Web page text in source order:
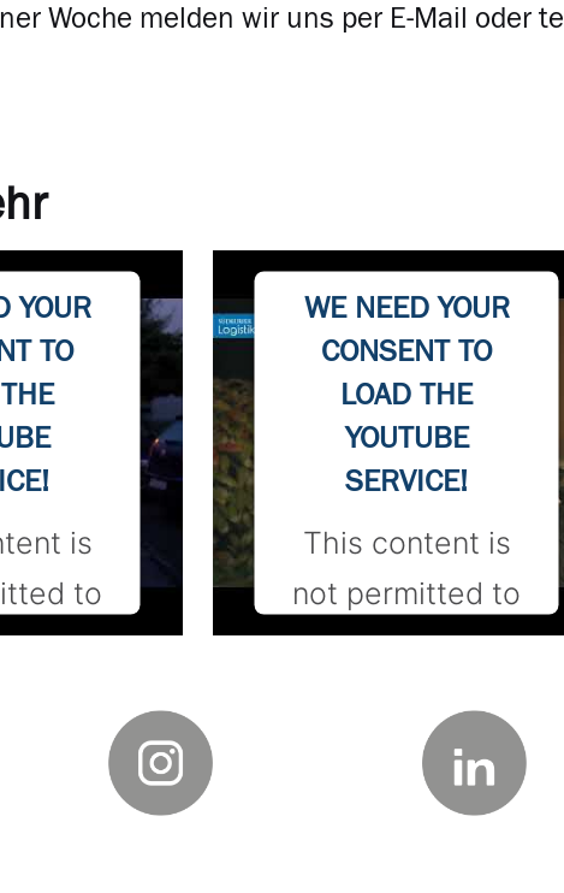
Woche melden wir uns per E-Mail oder
YOUR
TO
is
to
to
to
The
WE NEED YOUR
CONSENT TO
LOAD THE
YOUTUBE
SERVICE!
This content is
not permitted to
load due to
not disclosed to
the visitor. The